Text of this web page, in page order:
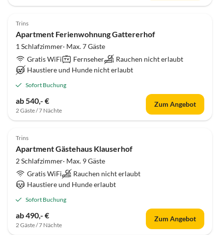
Trins
Apartment Ferienwohnung Gattererhof
1 Schlafzimmer· Max. 7 Gäste
Gratis WiFi
Fernseher
Rauchen nicht erlaubt
Haustiere und Hunde nicht erlaubt
Sofort Buchung
ab 540,- €
2 Gäste / 7 Nächte
Zum Angebot
Trins
Apartment Gästehaus Klauserhof
2 Schlafzimmer· Max. 9 Gäste
Gratis WiFi
Rauchen nicht erlaubt
Haustiere und Hunde erlaubt
Sofort Buchung
ab 490,- €
2 Gäste / 7 Nächte
Zum Angebot